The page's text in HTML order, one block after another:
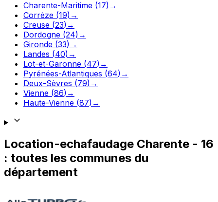
Charente-Maritime (17) →
Corrèze (19) →
Creuse (23) →
Dordogne (24) →
Gironde (33) →
Landes (40) →
Lot-et-Garonne (47) →
Pyrénées-Atlantiques (64) →
Deux-Sèvres (79) →
Vienne (86) →
Haute-Vienne (87) →
Location-echafaudage Charente - 16
: toutes les communes du
département